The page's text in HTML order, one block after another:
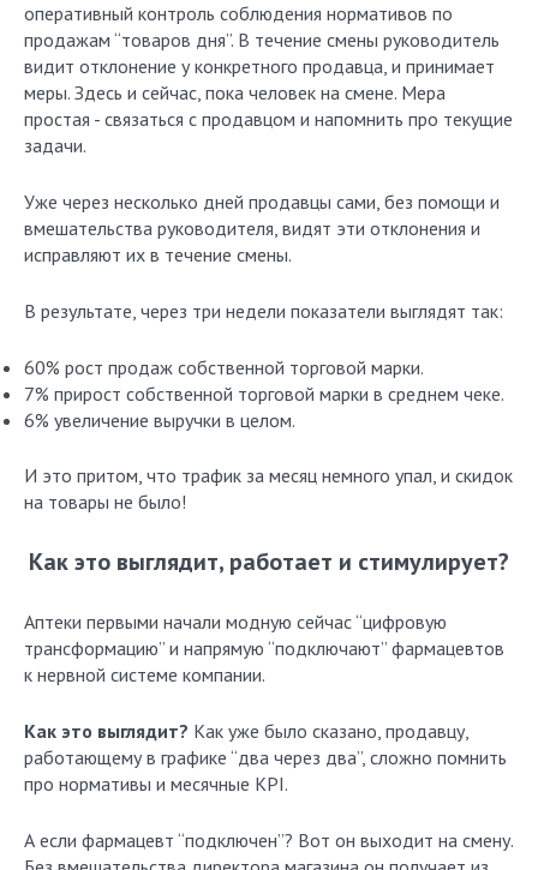
оперативный контроль соблюдения нормативов по
продажам “товаров дня”. В течение смены руководитель
видит отклонение у конкретного продавца, и принимает
меры. Здесь и сейчас, пока человек на смене. Мера
простая ­- связаться с продавцом и напомнить про текущие
задачи.
Уже через несколько дней продавцы сами, без помощи и
вмешательства руководителя, видят эти отклонения и
исправляют их в течение смены.
В результате, через три недели показатели выглядят так:
60% рост продаж собственной торговой марки.
7% прирост собственной торговой марки в среднем чеке.
6% увеличение выручки в целом.
И это притом, что трафик за месяц немного упал, и скидок
на товары не было!
Как это выглядит, работает и стимулирует?
Аптеки первыми начали модную сейчас “цифровую
трансформацию” и напрямую “подключают” фармацевтов
к нервной системе компании.
Как это выглядит? Как уже было сказано, продавцу,
работающему в графике “два через два”, сложно помнить
про нормативы и месячные KPI.
А если фармацевт “подключен”? Вот он выходит на смену.